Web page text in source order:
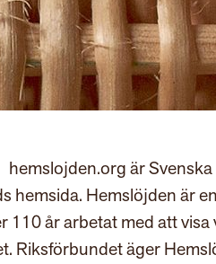
hemslojden.org är
hemsida. Hemslöjden är
110 år arbetat med att
Riksförbundet äger